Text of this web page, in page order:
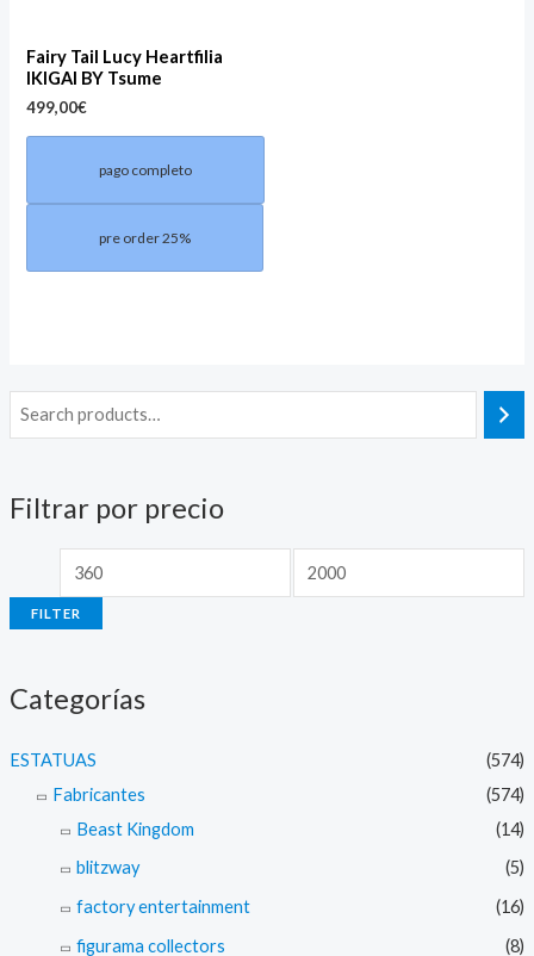
Filtrar por precio
M
i
p
r
c
a
r
FILTER
Categorías
ESTATUAS
(574)
Fabricantes
(574)
Beast Kingdom
(14)
blitzway
(5)
factory entertainment
(16)
figurama collectors
(8)
Fairy Tail Lucy Heartfilia
IKIGAI BY Tsume
499,00€
pago completo
pre order 25%